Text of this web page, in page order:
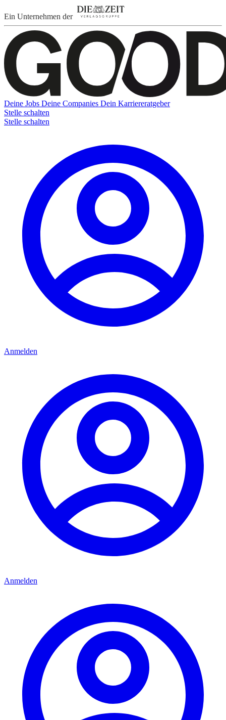
Ein Unternehmen der
Deine Jobs Deine Companies Dein Karriereratgeber
Stelle schalten
Stelle schalten
Anmelden
Anmelden